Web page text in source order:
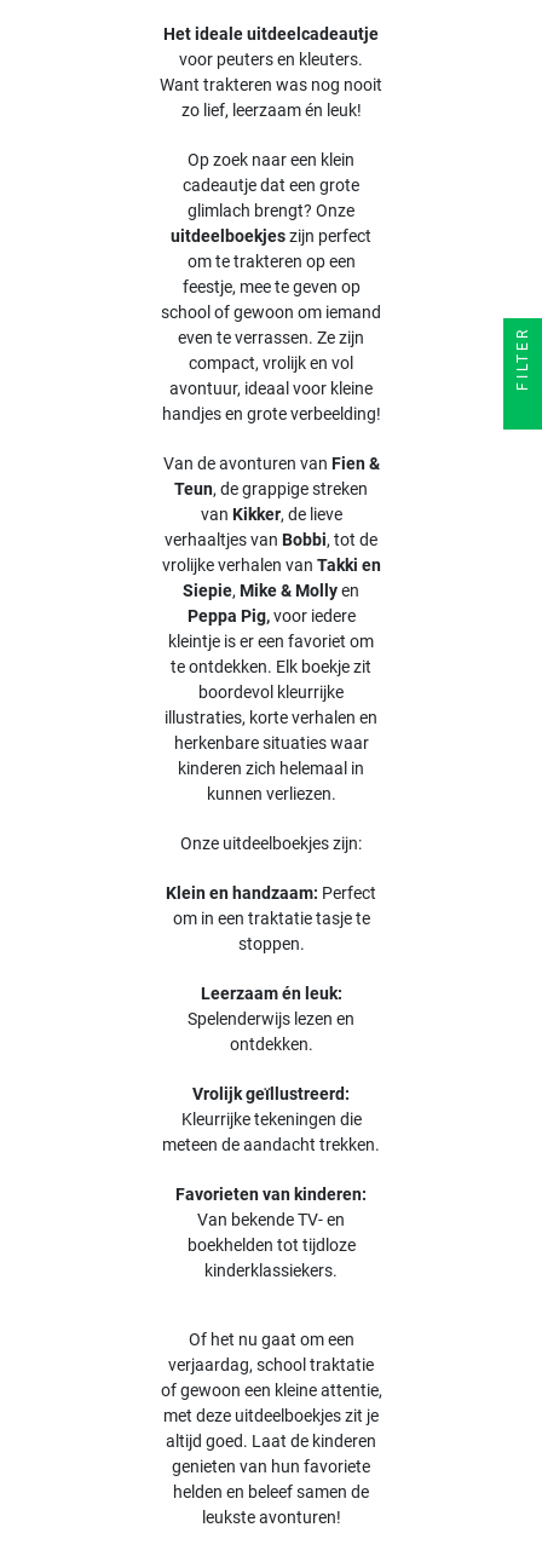
Het ideale uitdeelcadeautje
voor peuters en kleuters.
Want trakteren was nog nooit
zo lief, leerzaam én leuk!
Op zoek naar een klein
cadeautje dat een grote
glimlach brengt? Onze
uitdeelboekjeszijn perfect
om te trakteren op een
feestje, mee te geven op
school of gewoon om iemand
even te verrassen. Ze zijn
compact, vrolijk en vol
avontuur, ideaal voor kleine
handjes en grote verbeelding!
Van de avonturen van Fien &
Teun, de grappige streken
van Kikker, de lieve
verhaaltjes van Bobbi, tot de
vrolijke verhalen van Takki en
Siepie, Mike & Mollyen
Peppa Pig,voor iedere
kleintje is er een favoriet om
te ontdekken. Elk boekje zit
boordevol kleurrijke
illustraties, korte verhalen en
herkenbare situaties waar
kinderen zich helemaal in
kunnen verliezen.
Onze uitdeelboekjes zijn:
Klein en handzaam: Perfect
om in een traktatie tasje te
stoppen.
Leerzaam én leuk:
Spelenderwijs lezen en
ontdekken.
Vrolijk geïllustreerd:
Kleurrijke tekeningen die
meteen de aandacht trekken.
Favorieten van kinderen:
Van bekende TV- en
boekhelden tot tijdloze
kinderklassiekers.
Of het nu gaat om een
verjaardag, school traktatie
of gewoon een kleine attentie,
met deze uitdeelboekjes zit je
altijd goed. Laat de kinderen
genieten van hun favoriete
helden en beleef samen de
leukste avonturen!
FILTER